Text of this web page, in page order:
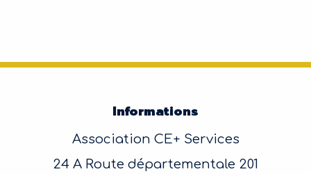
Informations
Association CE+ Services
24 A Route départementale 201